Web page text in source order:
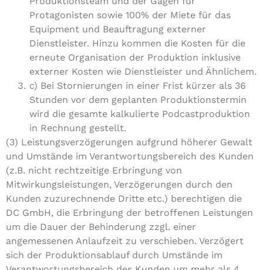
Protagonisten sowie 100% der Miete für das
Equipment und Beauftragung externer
Dienstleister. Hinzu kommen die Kosten für die
erneute Organisation der Produktion inklusive
externer Kosten wie Dienstleister und Ähnlichem.
c) Bei Stornierungen in einer Frist kürzer als 36
Stunden vor dem geplanten Produktionstermin
wird die gesamte kalkulierte Podcastproduktion
in Rechnung gestellt.
(3) Leistungsverzögerungen aufgrund höherer Gewalt
und Umstände im Verantwortungsbereich des Kunden
(z.B. nicht rechtzeitige Erbringung von
Mitwirkungsleistungen, Verzögerungen durch den
Kunden zuzurechnende Dritte etc.) berechtigen die
DC GmbH, die Erbringung der betroffenen Leistungen
um die Dauer der Behinderung zzgl. einer
angemessenen Anlaufzeit zu verschieben. Verzögert
sich der Produktionsablauf durch Umstände im